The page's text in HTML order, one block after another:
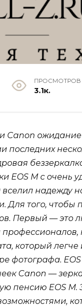
ПРОСМОТРОВ
3.1к.
Canon
EOS M с очень
надежду
того, чтобы
Первый — это
который легче
фотографа.
Canon —
пенсию EOS M.